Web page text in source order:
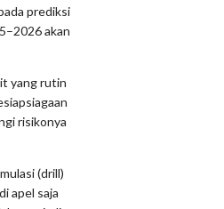
prediksi
akan
yang rutin
risikonya
(drill)
apel saja